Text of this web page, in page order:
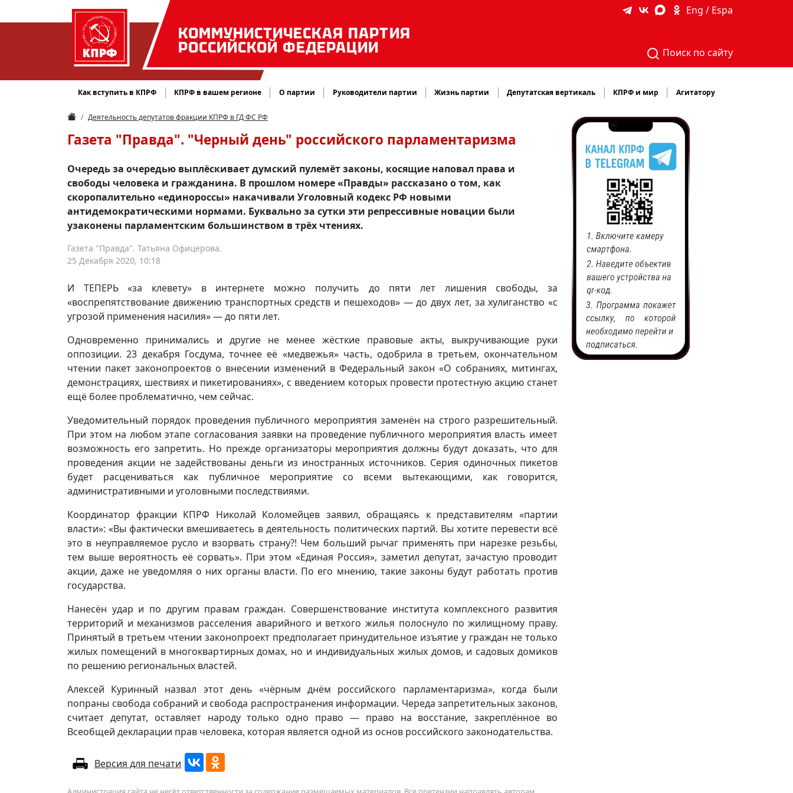
КОММУНИСТИЧЕСКАЯ ПАРТИЯ
РОССИЙСКОЙ ФЕДЕРАЦИИ
Eng / Espa
Поиск по сайту
Как вступить в КПРФ КПРФ в вашем регионе О партии Руководители партии Жизнь партии Депутатская вертикаль КПРФ и мир Агитатору
Деятельность депутатов фракции КПРФ в ГД ФС РФ
Газета "Правда". "Черный день" российского парламентаризма
Очередь за очередью выплёскивает думский пулемёт законы, косящие наповал права и
свободы человека и гражданина. В прошлом номере «Правды» рассказано о том, как
скоропалительно «единороссы» накачивали Уголовный кодекс РФ новыми
антидемократическими нормами. Буквально за сутки эти репрессивные новации были
узаконены парламентским большинством в трёх чтениях.
Газета "Правда". Татьяна Офицерова.
25 Декабря 2020, 10:18
И ТЕПЕРЬ «за клевету» в интернете можно получить до пяти лет лишения свободы, за
«воспрепятствование движению транспортных средств и пешеходов» — до двух лет, за хулиганство «с
угрозой применения насилия» — до пяти лет.
Одновременно принимались и другие не менее жёсткие правовые акты, выкручивающие руки
оппозиции. 23 декабря Госдума, точнее её «медвежья» часть, одобрила в третьем, окончательном
чтении пакет законопроектов о внесении изменений в Федеральный закон «О собраниях, митингах,
демонстрациях, шествиях и пикетированиях», с введением которых провести протестную акцию станет
ещё более проблематично, чем сейчас.
Уведомительный порядок проведения публичного мероприятия заменён на строго разрешительный.
При этом на любом этапе согласования заявки на проведение публичного мероприятия власть имеет
возможность его запретить. Но прежде организаторы мероприятия должны будут доказать, что для
проведения акции не задействованы деньги из иностранных источников. Серия одиночных пикетов
будет расцениваться как публичное мероприятие со всеми вытекающими, как говорится,
административными и уголовными последствиями.
Координатор фракции КПРФ Николай Коломейцев заявил, обращаясь к представителям «партии
власти»: «Вы фактически вмешиваетесь в деятельность политических партий. Вы хотите перевести всё
это в неуправляемое русло и взорвать страну?! Чем больший рычаг применять при нарезке резьбы,
тем выше вероятность её сорвать». При этом «Единая Россия», заметил депутат, зачастую проводит
акции, даже не уведомляя о них органы власти. По его мнению, такие законы будут работать против
государства.
Нанесён удар и по другим правам граждан. Совершенствование института комплексного развития
территорий и механизмов расселения аварийного и ветхого жилья полоснуло по жилищному праву.
Принятый в третьем чтении законопроект предполагает принудительное изъятие у граждан не только
жилых помещений в многоквартирных домах, но и индивидуальных жилых домов, и садовых домиков
по решению региональных властей.
Алексей Куринный назвал этот день «чёрным днём российского парламентаризма», когда были
попраны свобода собраний и свобода распространения информации. Череда запретительных законов,
считает депутат, оставляет народу только одно право — право на восстание, закреплённое во
Всеобщей декларации прав человека, которая является одной из основ российского законодательства.
Версия для печати